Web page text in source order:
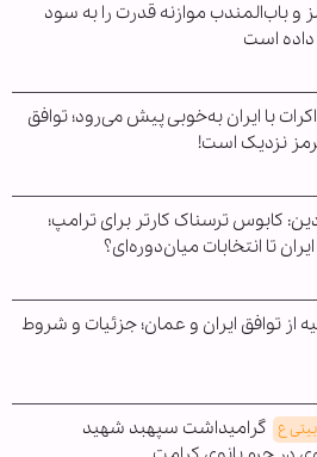
و باب‌المندب موازنه قدرت را به سود
است
با ایران به‌خوبی پیش می‌رود؛ توافق
نزدیک است!
کابوس ترسناک کارتر برای ترامپ؛
تا انتخابات میان‌دوره‌ای؟
از توافق ایران و عمان؛ جزئیات و شروط
ع گرامیداشت سپهبد شهید